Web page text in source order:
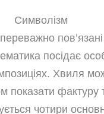
Символізм
посідає
Хвиля
показати фактуру
чотири